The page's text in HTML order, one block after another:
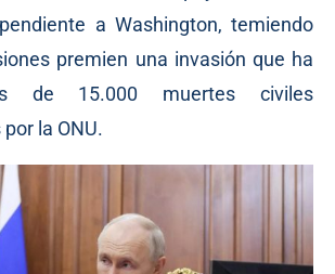
a Washington, temiendo
premien una invasión que ha
de 15.000 muertes civiles
la ONU.